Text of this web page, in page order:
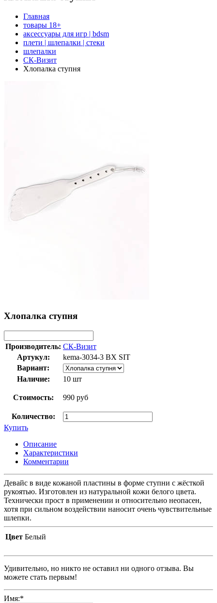
Главная
товары 18+
аксессуары для игр | bdsm
плети | шлепалки | стеки
шлепалки
СК-Визит
Хлопалка ступня
Хлопалка ступня
Производитель: СК-Визит
Артукул:
kema-3034-3 BX SIT
Вариант:
Наличие:
10 шт
Стоимость: 990 руб
Количество:
Купить
Описание
Характеристики
Комментарии
Девайс в виде кожаной пластины в форме ступни с жёсткой
рукоятью. Изготовлен из натуральной кожи белого цвета.
Технически прост в применении и относительно неопасен,
хотя при сильном воздействии наносит очень чувствительные
шлепки.
Цвет Белый
Удивительно, но никто не оставил ни одного отзыва. Вы
можете стать первым!
Имя:*